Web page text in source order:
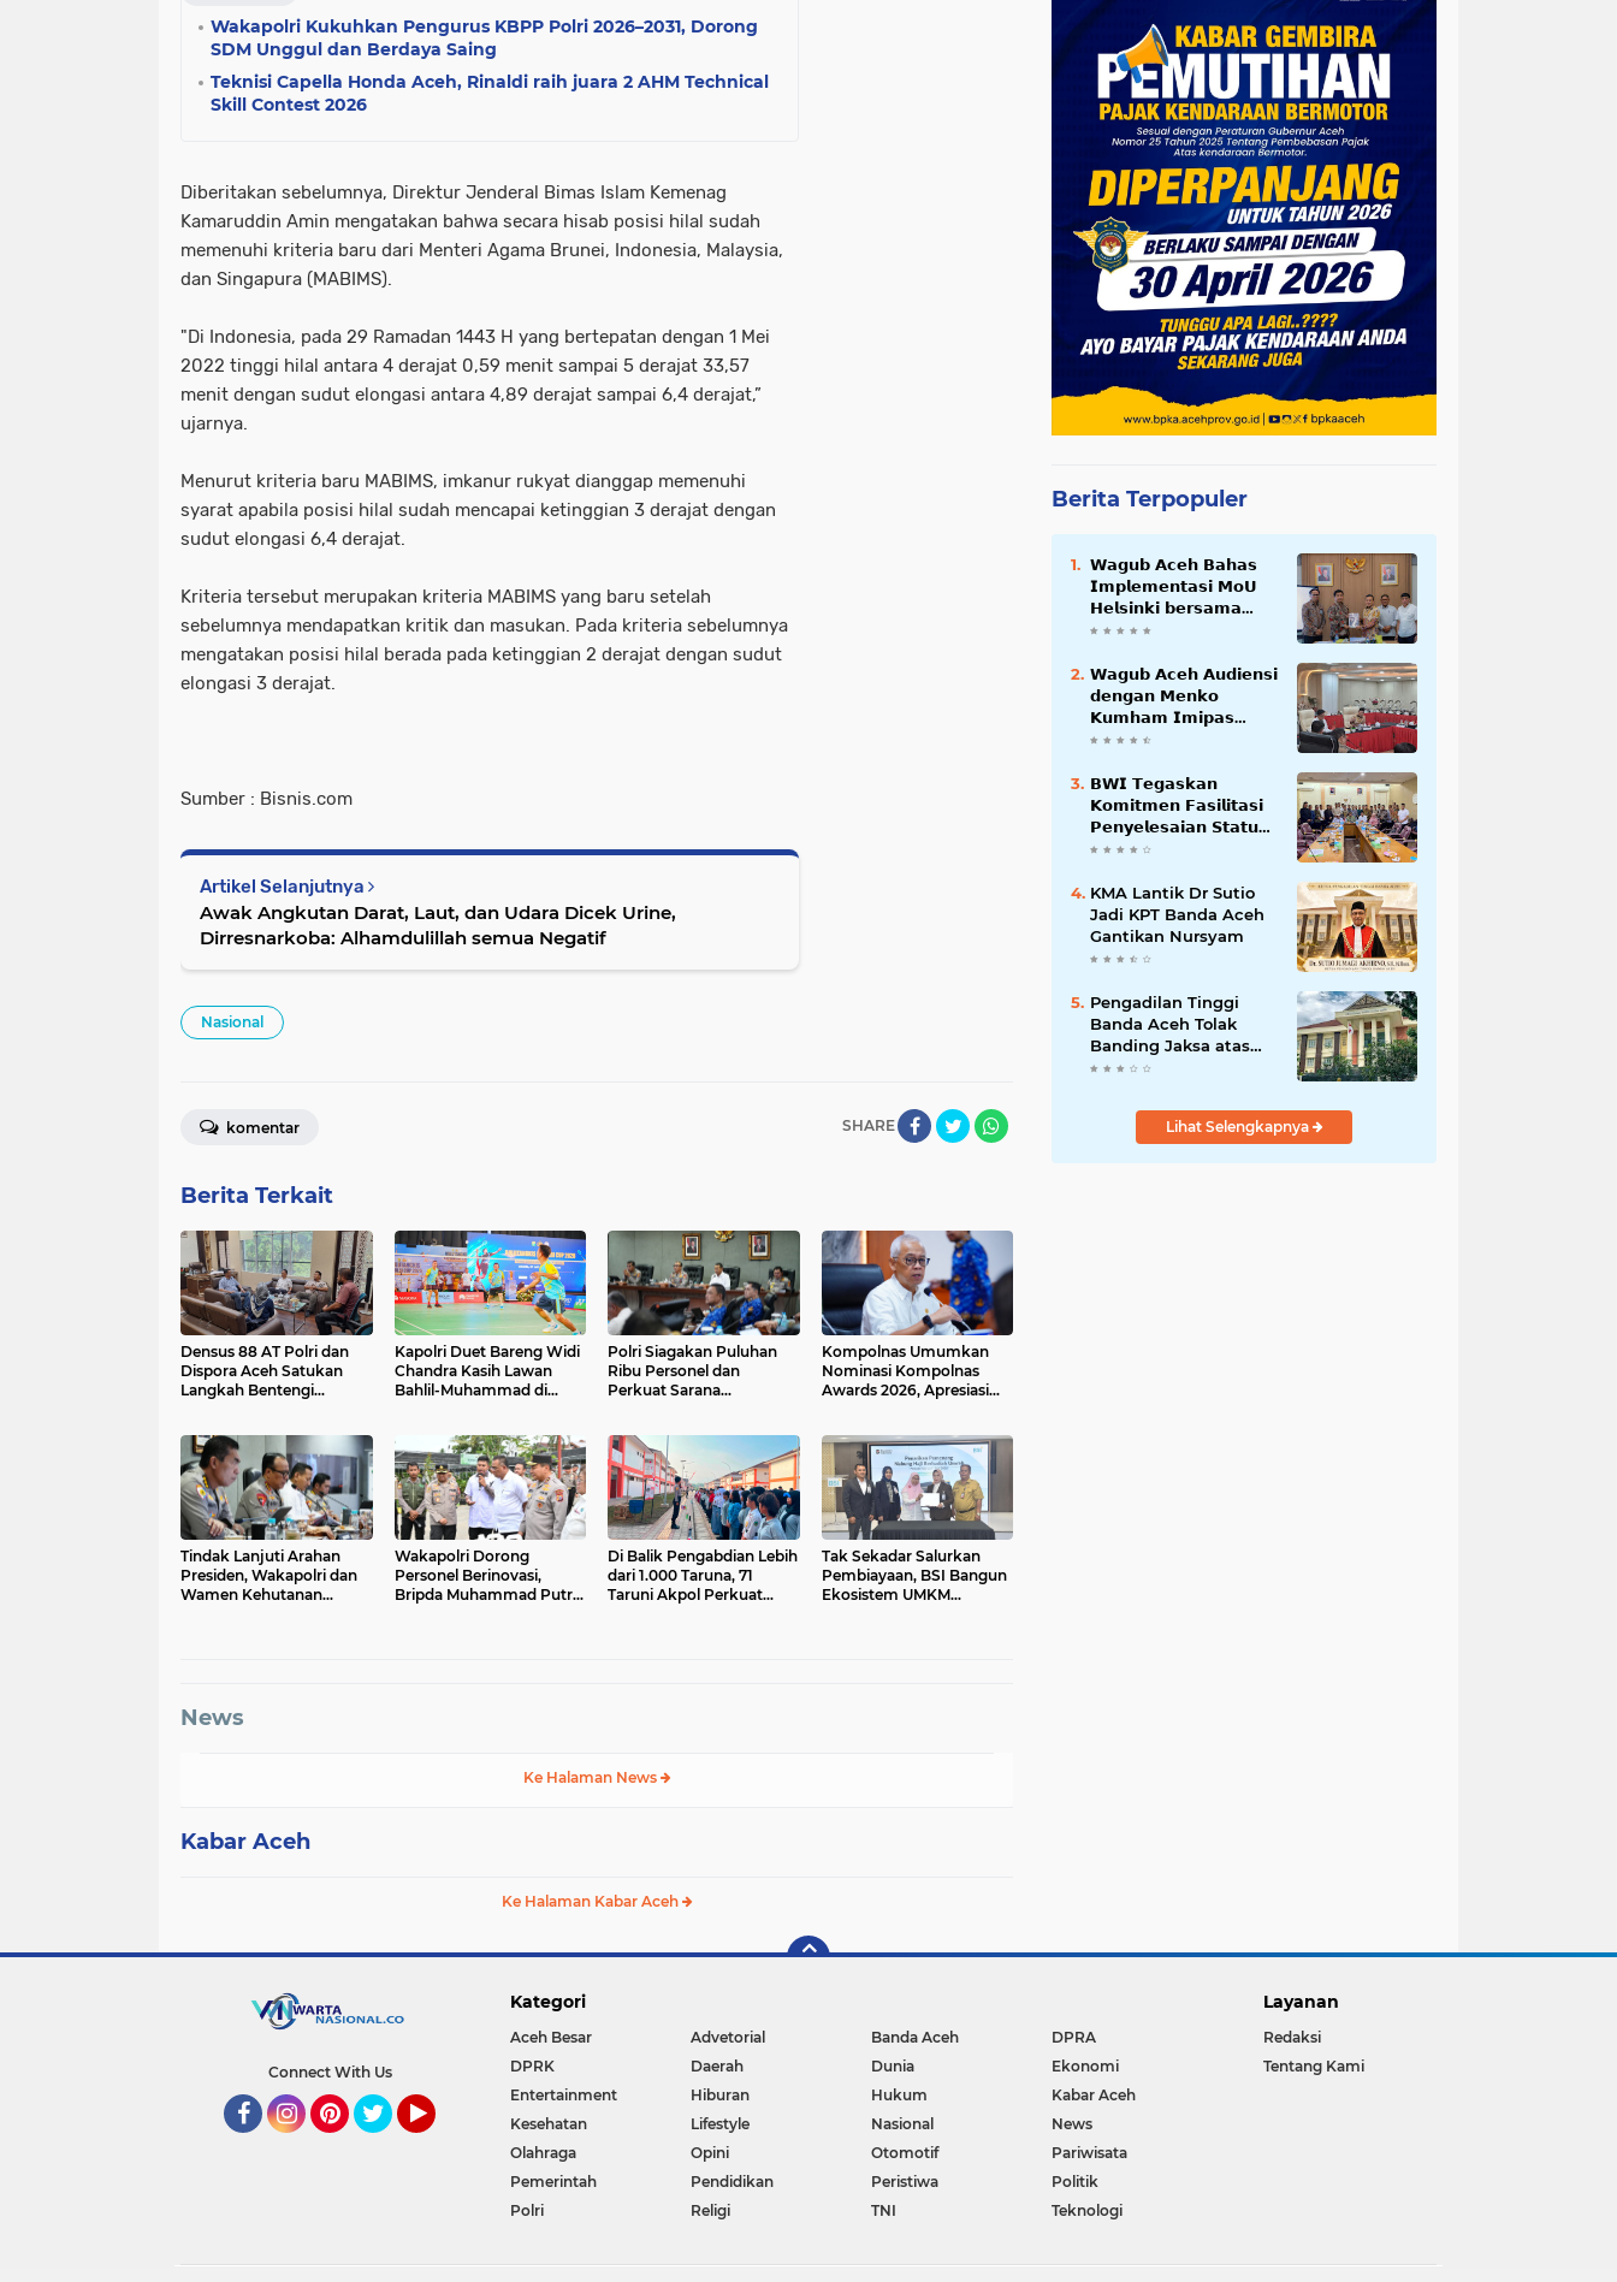
Wakapolri Kukuhkan Pengurus KBPP Polri 2026–2031, Dorong
SDM Unggul dan Berdaya Saing
Teknisi Capella Honda Aceh, Rinaldi raih juara 2 AHM Technical
Skill Contest 2026
Diberitakan sebelumnya, Direktur Jenderal Bimas Islam Kemenag
Kamaruddin Amin mengatakan bahwa secara hisab posisi hilal sudah
memenuhi kriteria baru dari Menteri Agama Brunei, Indonesia, Malaysia,
dan Singapura (MABIMS).
"Di Indonesia, pada 29 Ramadan 1443 H yang bertepatan dengan 1 Mei
2022 tinggi hilal antara 4 derajat 0,59 menit sampai 5 derajat 33,57
menit dengan sudut elongasi antara 4,89 derajat sampai 6,4 derajat,”
ujarnya.
Menurut kriteria baru MABIMS, imkanur rukyat dianggap memenuhi
syarat apabila posisi hilal sudah mencapai ketinggian 3 derajat dengan
sudut elongasi 6,4 derajat.
Kriteria tersebut merupakan kriteria MABIMS yang baru setelah
sebelumnya mendapatkan kritik dan masukan. Pada kriteria sebelumnya
mengatakan posisi hilal berada pada ketinggian 2 derajat dengan sudut
elongasi 3 derajat.
Sumber : Bisnis.com
Artikel Selanjutnya
Awak Angkutan Darat, Laut, dan Udara Dicek Urine,
Dirresnarkoba: Alhamdulillah semua Negatif
Nasional
SHARE
komentar
Berita Terkait
Densus 88 AT Polri dan
Dispora Aceh Satukan
Langkah Bentengi
Kapolri Duet Bareng Widi
Chandra Kasih Lawan
Bahlil-Muhammad di
Polri Siagakan Puluhan
Ribu Personel dan
Perkuat Sarana
Kompolnas Umumkan
Nominasi Kompolnas
Awards 2026, Apresiasi
Tindak Lanjuti Arahan
Presiden, Wakapolri dan
Wamen Kehutanan
Wakapolri Dorong
Personel Berinovasi,
Bripda Muhammad Putra
Di Balik Pengabdian Lebih
dari 1.000 Taruna, 71
Taruni Akpol Perkuat
Tak Sekadar Salurkan
Pembiayaan, BSI Bangun
Ekosistem UMKM
News
Ke Halaman News
Kabar Aceh
Ke Halaman Kabar Aceh
Berita Terpopuler
𝗪𝗮𝗴𝘂𝗯 𝗔𝗰𝗲𝗵 𝗕𝗮𝗵𝗮𝘀
𝗜𝗺𝗽𝗹𝗲𝗺𝗲𝗻𝘁𝗮𝘀𝗶 𝗠𝗼𝗨
𝗛𝗲𝗹𝘀𝗶𝗻𝗸𝗶 𝗯𝗲𝗿𝘀𝗮𝗺𝗮
𝗦𝗲𝗸𝗿𝗲𝘁𝗮𝗿𝗶𝗮𝘁 𝗡𝗲𝗴𝗮𝗿𝗮
𝗪𝗮𝗴𝘂𝗯 𝗔𝗰𝗲𝗵 𝗔𝘂𝗱𝗶𝗲𝗻𝘀𝗶
𝗱𝗲𝗻𝗴𝗮𝗻 𝗠𝗲𝗻𝗸𝗼
𝗞𝘂𝗺𝗵𝗮𝗺 𝗜𝗺𝗶𝗽𝗮𝘀
𝗧𝗲𝗿𝗸𝗮𝗶𝘁 𝗦𝘁𝗮𝘁𝘂𝘀 𝗪𝗮𝗸𝗮𝗳
𝗕𝗪𝗜 𝗧𝗲𝗴𝗮𝘀𝗸𝗮𝗻
𝗞𝗼𝗺𝗶𝘁𝗺𝗲𝗻 𝗙𝗮𝘀𝗶𝗹𝗶𝘁𝗮𝘀𝗶
𝗣𝗲𝗻𝘆𝗲𝗹𝗲𝘀𝗮𝗶𝗮𝗻 𝗦𝘁𝗮𝘁𝘂𝘀
𝗪𝗮𝗸𝗮𝗳 𝗕𝗹𝗮𝗻𝗴 𝗣𝗮𝗱𝗮𝗻𝗴
KMA Lantik Dr Sutio
Jadi KPT Banda Aceh
Gantikan Nursyam
Pengadilan Tinggi
Banda Aceh Tolak
Banding Jaksa atas
Putusan Bebas Kasus
Lihat Selengkapnya
Connect With Us
Kategori
Aceh Besar Advetorial Banda Aceh
DPRA
DPRK
Daerah Dunia
Ekonomi
Entertainment
Hiburan Hukum
Kabar Aceh
Kesehatan
Lifestyle Nasional
News
Olahraga
Opini Otomotif
Pariwisata
Pemerintah
Pendidikan Peristiwa
Politik
Polri
Religi TNI Teknologi
Layanan
Redaksi
Tentang Kami